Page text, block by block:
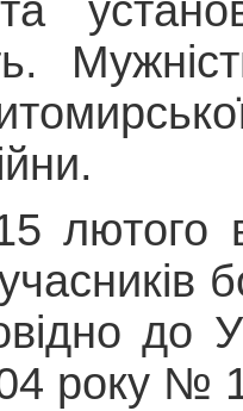
та
лютого
до
року №